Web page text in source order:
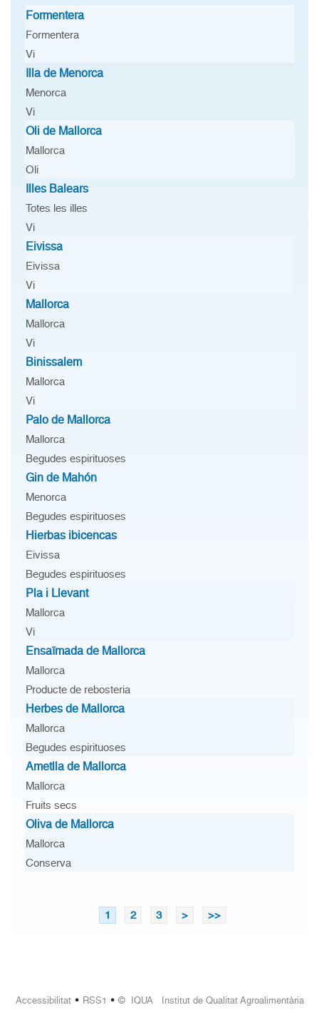
Formentera
Formentera
Vi
Illa de Menorca
Menorca
Vi
Oli de Mallorca
Mallorca
Oli
Illes Balears
Totes les illes
Vi
Eivissa
Eivissa
Vi
Mallorca
Mallorca
Vi
Binissalem
Mallorca
Vi
Palo de Mallorca
Mallorca
Begudes espirituoses
Gin de Mahón
Menorca
Begudes espirituoses
Hierbas ibicencas
Eivissa
Begudes espirituoses
Pla i Llevant
Mallorca
Vi
Ensaïmada de Mallorca
Mallorca
Producte de rebosteria
Herbes de Mallorca
Mallorca
Begudes espirituoses
Ametlla de Mallorca
Mallorca
Fruits secs
Oliva de Mallorca
Mallorca
Conserva
1 2 3 > >>
Accessibilitat• RSS1 • © IQUA Institut de Qualitat Agroalimentària